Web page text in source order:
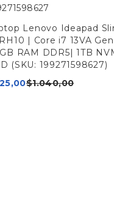
Lenovo Ideapad
| Core i7 13VA
RAM DDR5| 1TB
(SKU: 199271598627)
$1.040,00